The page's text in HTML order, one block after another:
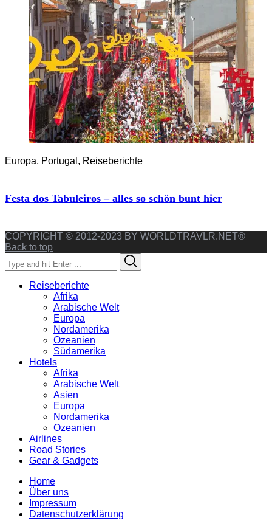
Europa, Portugal , Reiseberichte
Festa dos Tabuleiros – alles so schön bunt hier
COPYRIGHT © 2012-2023 BY WORLDTRAVLR.NET®
Back to top
Search
for:
Reiseberichte
Afrika
Arabische Welt
Europa
Nordamerika
Ozeanien
Südamerika
Hotels
Afrika
Arabische Welt
Asien
Europa
Nordamerika
Ozeanien
Airlines
Road Stories
Gear & Gadgets
Home
Über uns
Impressum
Datenschutzerklärung